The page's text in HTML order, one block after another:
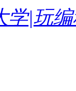
学|玩